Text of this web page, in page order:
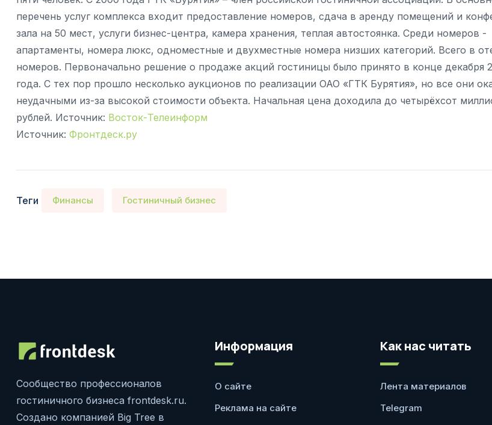
перечень услуг комплекса входит предоставление номеров, сдача в аренду помещений и
зала на 50 мест, услуги бизнес-центра, камера хранения, теплая автостоянка. Среди номеров -
апартаменты, номера люкс, одноместные и двухместные номера низших категорий. Всего в
номеров. Первоначально решение о продаже акций гостиницы было принято в конце декабря
года. С тех пор прошло несколько аукционов по реализации ОАО «ГТК Бурятия», но все они
неудачными из-за высокой стоимости объекта. Начальная цена доходила до четырёхсот
рублей. Источник: Восток-Телеинформ
Источник: Фронтдеск.ру
Теги Финансы Гостиничный бизнес
Сообщество профессионалов
гостиничного бизнеса frontdesk.ru.
Создано компанией Big Tree в
Информация
О сайте
Реклама на сайте
Как нас читать
Лента материалов
Telegram